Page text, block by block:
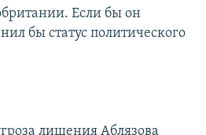
Если бы он
бы статус политического
лишения Аблязова